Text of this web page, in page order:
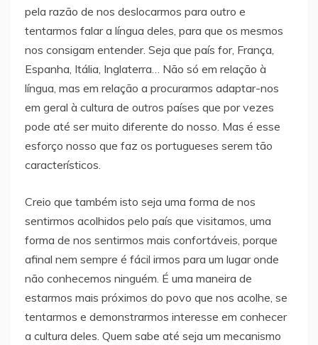
pela razão de nos deslocarmos para outro e
tentarmos falar a língua deles, para que os mesmos
nos consigam entender. Seja que país for, França,
Espanha, Itália, Inglaterra… Não só em relação à
língua, mas em relação a procurarmos adaptar-nos
em geral à cultura de outros países que por vezes
pode até ser muito diferente do nosso. Mas é esse
esforço nosso que faz os portugueses serem tão
característicos.
Creio que também isto seja uma forma de nos
sentirmos acolhidos pelo país que visitamos, uma
forma de nos sentirmos mais confortáveis, porque
afinal nem sempre é fácil irmos para um lugar onde
não conhecemos ninguém. É uma maneira de
estarmos mais próximos do povo que nos acolhe, se
tentarmos e demonstrarmos interesse em conhecer
a cultura deles. Quem sabe até seja um mecanismo